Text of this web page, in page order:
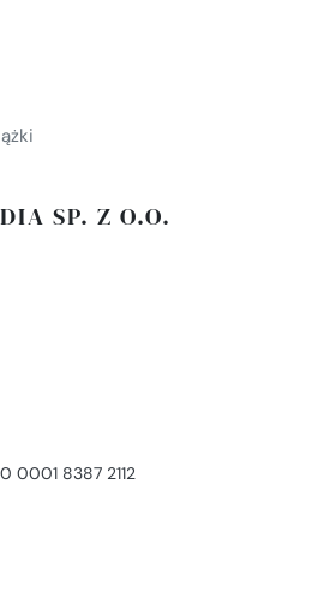
SP. Z O.O.
0001 8387 2112